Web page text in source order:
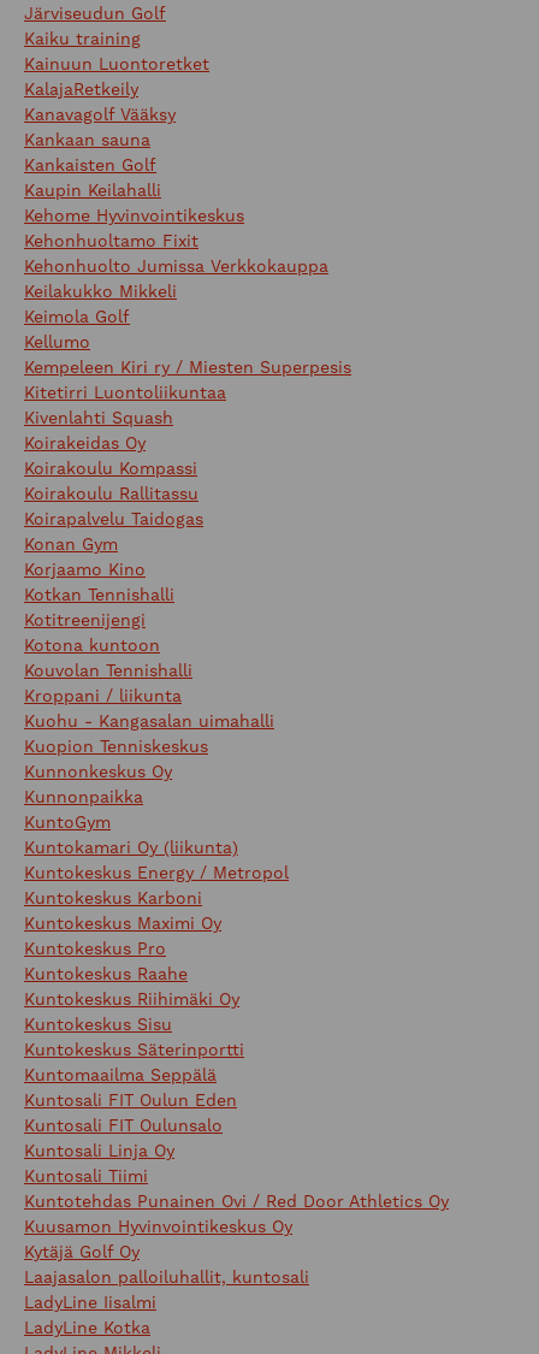
Järviseudun Golf
Kaiku training
Kainuun Luontoretket
KalajaRetkeily
Kanavagolf Vääksy
Kankaan sauna
Kankaisten Golf
Kaupin Keilahalli
Kehome Hyvinvointikeskus
Kehonhuoltamo Fixit
Kehonhuolto Jumissa Verkkokauppa
Keilakukko Mikkeli
Keimola Golf
Kellumo
Kempeleen Kiri ry / Miesten Superpesis
Kitetirri Luontoliikuntaa
Kivenlahti Squash
Koirakeidas Oy
Koirakoulu Kompassi
Koirakoulu Rallitassu
Koirapalvelu Taidogas
Konan Gym
Korjaamo Kino
Kotkan Tennishalli
Kotitreenijengi
Kotona kuntoon
Kouvolan Tennishalli
Kroppani / liikunta
Kuohu - Kangasalan uimahalli
Kuopion Tenniskeskus
Kunnonkeskus Oy
Kunnonpaikka
KuntoGym
Kuntokamari Oy (liikunta)
Kuntokeskus Energy / Metropol
Kuntokeskus Karboni
Kuntokeskus Maximi Oy
Kuntokeskus Pro
Kuntokeskus Raahe
Kuntokeskus Riihimäki Oy
Kuntokeskus Sisu
Kuntokeskus Säterinportti
Kuntomaailma Seppälä
Kuntosali FIT Oulun Eden
Kuntosali FIT Oulunsalo
Kuntosali Linja Oy
Kuntosali Tiimi
Kuntotehdas Punainen Ovi / Red Door Athletics Oy
Kuusamon Hyvinvointikeskus Oy
Kytäjä Golf Oy
Laajasalon palloiluhallit, kuntosali
LadyLine Iisalmi
LadyLine Kotka